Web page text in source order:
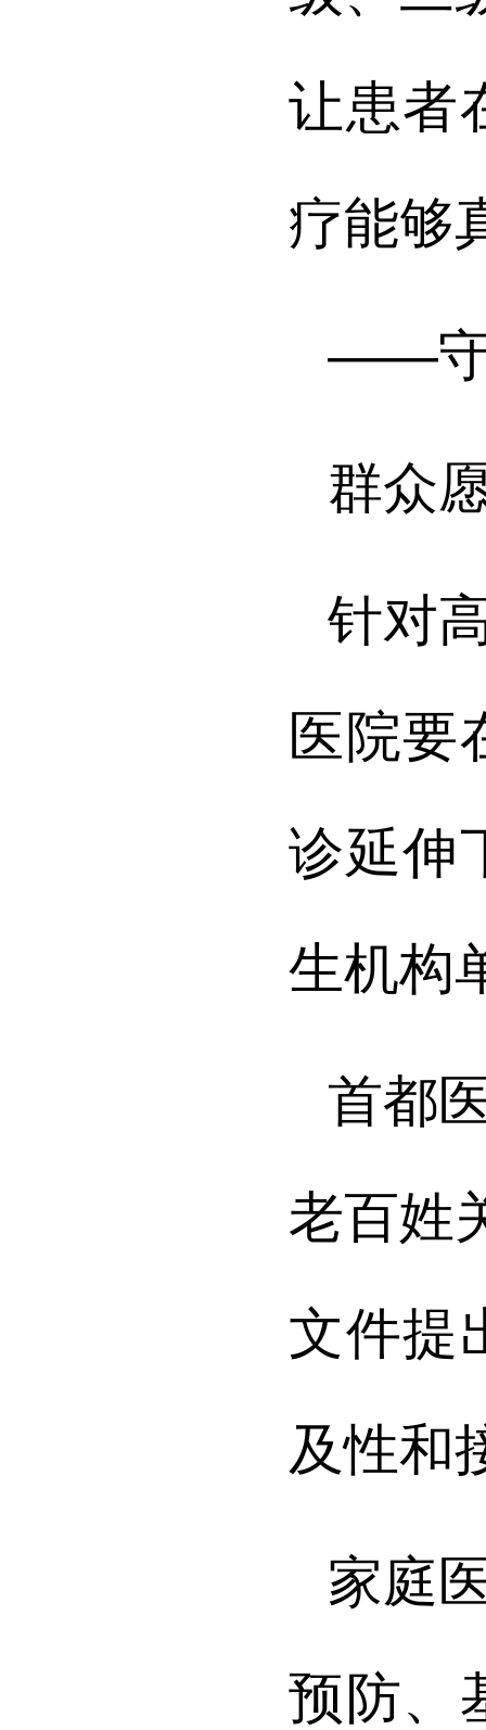
让患者
疗能够
——守
群众
针对
医院要
诊延伸
生机构
首都
老百姓
文件提
及性和
家庭
预防、